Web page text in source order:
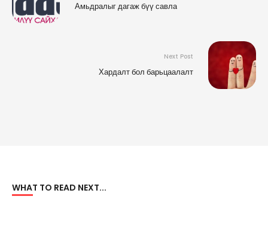
Амьдралыг дагаж бүү савла
Next Post
Хардалт бол барьцаалалт
WHAT TO READ NEXT...